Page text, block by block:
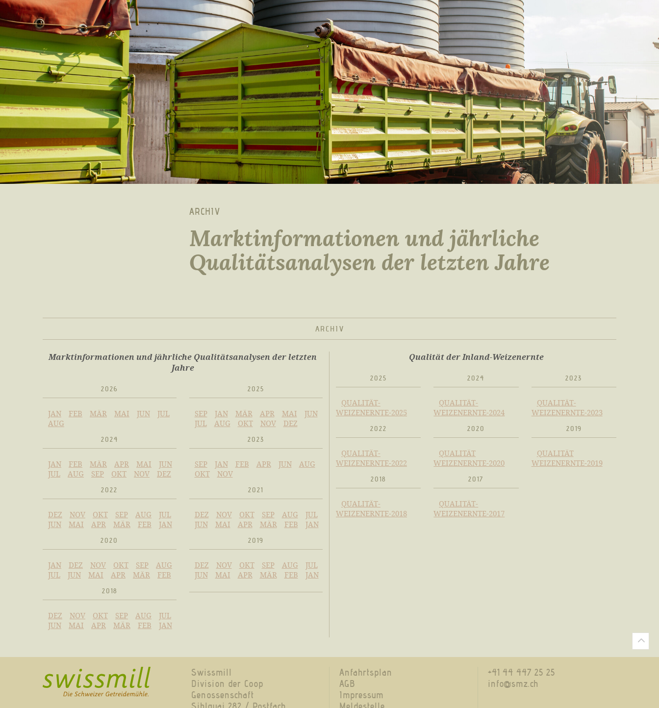
ARCHIV
Marktinformationen und jährliche
Qualitätsanalysen der letzten Jahre
ARCHIV
Marktinformationen und jährliche Qualitätsanalysen der letzten
Jahre
2026
JAN FEB MÄR MAI JUN
JUL
AUG
2025
SEP JAN MÄR APR MAI
JUN
JUL
AUG OKT NOV DEZ
2024
JAN FEB MÄR APR MAI
JUN
JUL
AUG SEP OKT NOV DEZ
2023
SEP JAN FEB APR JUN
AUG
OKT
NOV
2022
DEZ NOV OKT SEP AUG
JUL
JUN
MAI APR MÄR FEB JAN
2021
DEZ NOV OKT SEP AUG
JUL
JUN
MAI APR MÄR FEB JAN
2020
JAN DEZ NOV OKT SEP
AUG
JUL
JUN MAI APR MÄR FEB
2019
DEZ NOV OKT SEP AUG
JUL
JUN
MAI APR MÄR FEB JAN
2018
DEZ NOV OKT SEP AUG
JUL
JUN
MAI APR MÄR FEB JAN
Qualität der Inland-Weizenernte
2025
QUALITÄT-
WEIZENERNTE-2025
2024
QUALITÄT-
WEIZENERNTE-2024
2023
QUALITÄT-
WEIZENERNTE-2023
2022
QUALITÄT-
WEIZENERNTE-2022
2020
QUALITÄT
WEIZENERNTE-2020
2019
QUALITÄT
WEIZENERNTE-2019
2018
QUALITÄT-
WEIZENERNTE-2018
2017
QUALITÄT-
WEIZENERNTE-2017
Swissmill
Division der Coop
Genossenschaft
Anfahrtsplan
AGB
Impressum
+41 44 447 25 25
info@smz.ch